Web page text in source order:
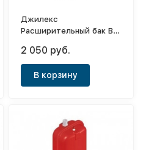
Джилекс
Расширительный бак В
2 050 руб.
В корзину